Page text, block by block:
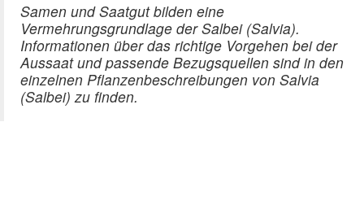
Samen und Saatgut bilden eine
Vermehrungsgrundlage der Salbei (Salvia).
Informationen über das richtige Vorgehen bei der
Aussaat und passende Bezugsquellen sind in den
einzelnen Pflanzenbeschreibungen von Salvia
(Salbei) zu finden.